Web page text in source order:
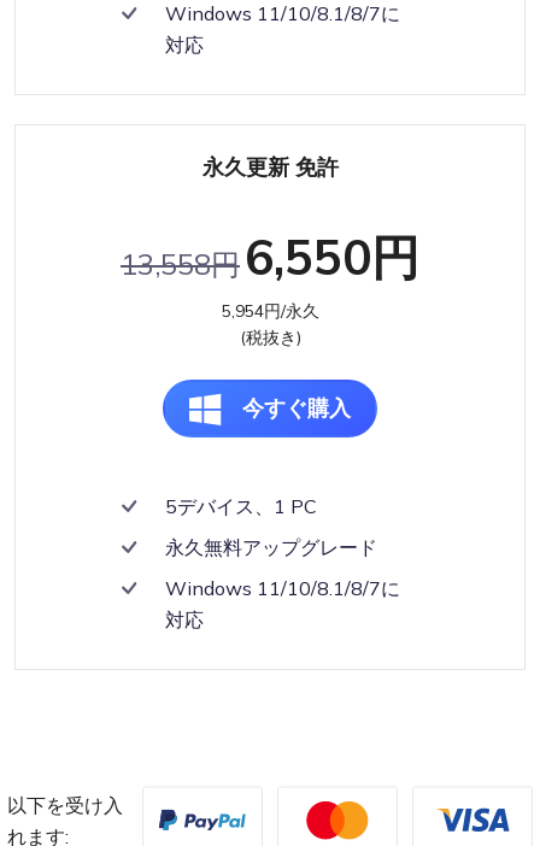
Windows 11/10/8.1/8/7に
対応
永久更新 免許
13,558円 6,550円
5,954円/永久
(税抜き)
今すぐ購入
5デバイス、1 PC
永久無料アップグレード
Windows 11/10/8.1/8/7に
対応
以下を受け入
れます: